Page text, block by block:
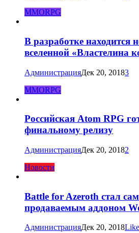
MMORPG
В разработке находится
вселенной «Властелина
АдминистрацияДек 20, 20183
MMORPG
Российская Atom RPG
финальному релизу
АдминистрацияДек 20, 20182
Новости
Battle for Azeroth стал
продаваемым аддоном
АдминистрацияДек 20, 2018Like